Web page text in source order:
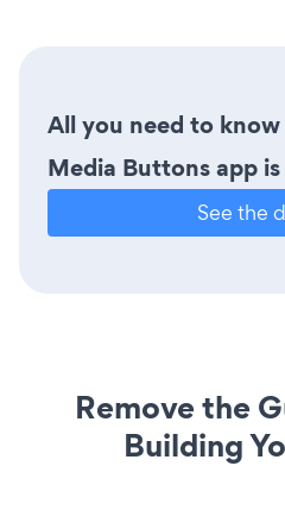
All you need to
Media Buttons app
See the
Remove the
Building